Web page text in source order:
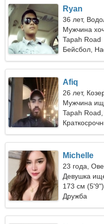
Ryan
36 лет,
Мужчина
Tapah Road
Бейсбол,
Afiq
26 лет,
Мужчина
Tapah
Michelle
23 года,
Девушка
173 см
Дружба